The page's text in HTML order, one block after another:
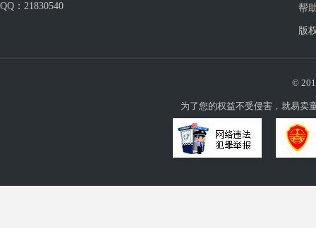
QQ： 21830540 帮
版
©
为了您的权益不受侵害，就易卖